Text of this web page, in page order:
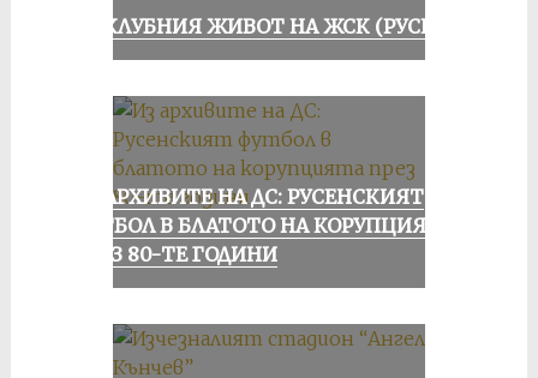
ИЗ КЛУБНИЯ ЖИВОТ НА ЖСК (РУСЕ)
ИЗ АРХИВИТЕ НА ДС: РУСЕНСКИЯТ
ФУТБОЛ В БЛАТОТО НА КОРУПЦИЯТА
ПРЕЗ 80-ТЕ ГОДИНИ